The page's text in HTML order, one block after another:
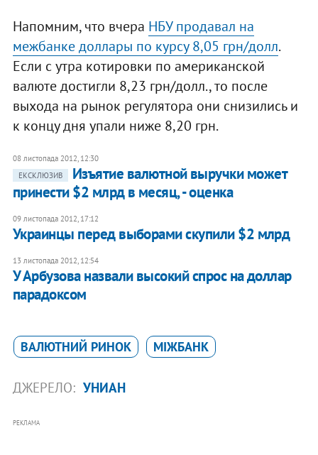
Напомним, что вчера НБУ продавал на
межбанке доллары по курсу 8,05 грн/долл.
Если с утра котировки по американской
валюте достигли 8,23 грн/долл., то после
выхода на рынок регулятора они снизились и
к концу дня упали ниже 8,20 грн.
08 листопада 2012, 12:30
ЕКСКЛЮЗИВ
Изъятие валютной выручки может
принести $2 млрд в месяц, - оценка
09 листопада 2012, 17:12
Украинцы перед выборами скупили $2 млрд
13 листопада 2012, 12:54
У Арбузова назвали высокий спрос на доллар
парадоксом
ВАЛЮТНИЙ РИНОК МІЖБАНК
ДЖЕРЕЛО: УНИАН
РЕКЛАМА